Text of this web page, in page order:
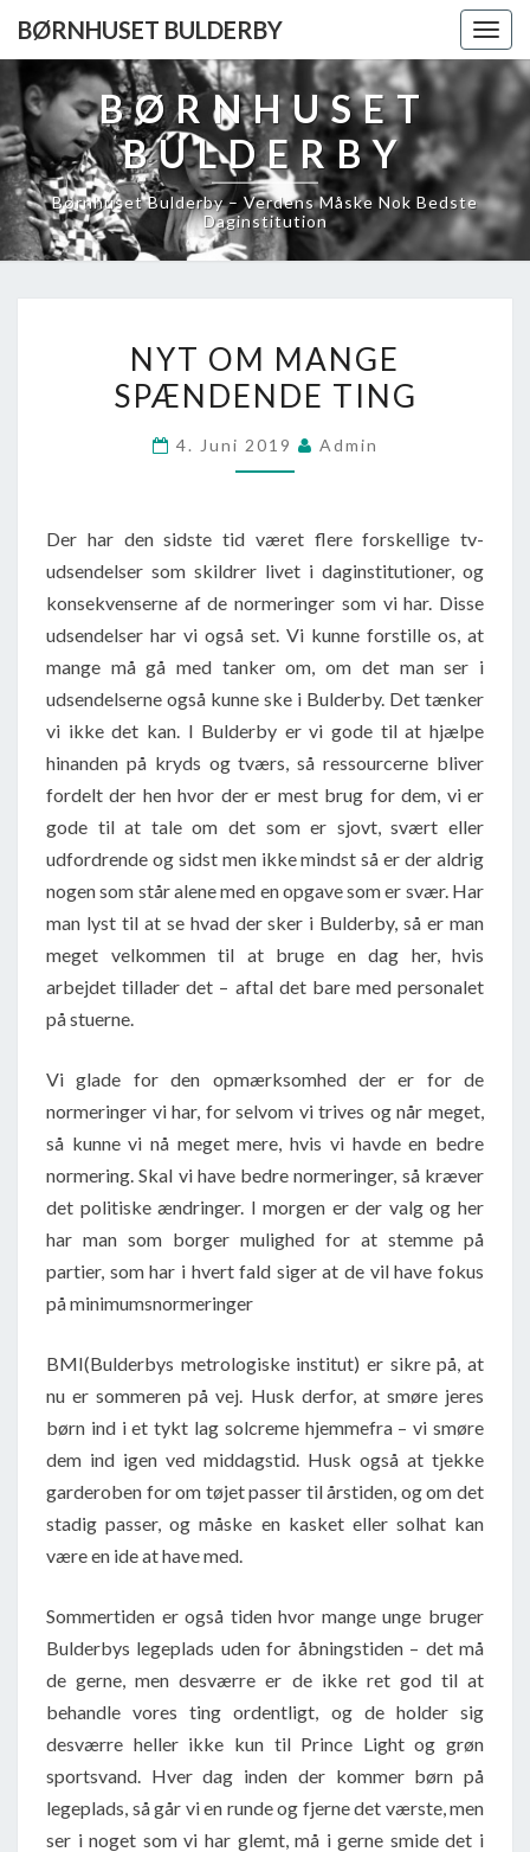
BØRNHUSET BULDERBY
BØRNHUSET
BULDERBY
Børnhuset Bulderby – Verdens Måske Nok Bedste
Daginstitution
OM
MANGE
TING
NYT OM MANGE
SPÆNDENDE TING
4. Juni 2019 Admin
Der har den sidste tid været flere forskellige tv-
udsendelser som skildrer livet i daginstitutioner, og
konsekvenserne af de normeringer som vi har. Disse
udsendelser har vi også set. Vi kunne forstille os, at
mange må gå med tanker om, om det man ser i
udsendelserne også kunne ske i Bulderby. Det tænker
vi ikke det kan. I Bulderby er vi gode til at hjælpe
hinanden på kryds og tværs, så ressourcerne bliver
fordelt der hen hvor der er mest brug for dem, vi er
gode til at tale om det som er sjovt, svært eller
udfordrende og sidst men ikke mindst så er der aldrig
nogen som står alene med en opgave som er svær. Har
man lyst til at se hvad der sker i Bulderby, så er man
meget velkommen til at bruge en dag her, hvis
arbejdet tillader det – aftal det bare med personalet
på stuerne.
Vi glade for den opmærksomhed der er for de
normeringer vi har, for selvom vi trives og når meget,
så kunne vi nå meget mere, hvis vi havde en bedre
normering. Skal vi have bedre normeringer, så kræver
det politiske ændringer. I morgen er der valg og her
har man som borger mulighed for at stemme på
partier, som har i hvert fald siger at de vil have fokus
på minimumsnormeringer
BMI(Bulderbys metrologiske institut) er sikre på, at
nu er sommeren på vej. Husk derfor, at smøre jeres
børn ind i et tykt lag solcreme hjemmefra – vi smøre
dem ind igen ved middagstid. Husk også at tjekke
garderoben for om tøjet passer til årstiden, og om det
stadig passer, og måske en kasket eller solhat kan
være en ide at have med.
Sommertiden er også tiden hvor mange unge bruger
Bulderbys legeplads uden for åbningstiden – det må
de gerne, men desværre er de ikke ret god til at
behandle vores ting ordentligt, og de holder sig
desværre heller ikke kun til Prince Light og grøn
sportsvand. Hver dag inden der kommer børn på
legeplads, så går vi en runde og fjerne det værste, men
ser i noget som vi har glemt, må i gerne smide det i